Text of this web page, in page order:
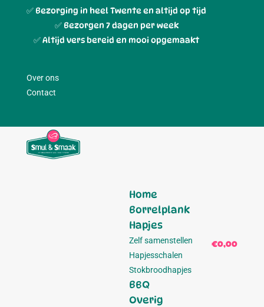
✅ Bezorging in heel Twente en altijd op tijd
✅ Bezorgen 7 dagen per week
✅ Altijd vers bereid en mooi opgemaakt
Over ons
Contact
Home
Borrelplank
Hapjes
Zelf samenstellen
Hapjesschalen
Stokbroodhapjes
BBQ
Overig
€0,00